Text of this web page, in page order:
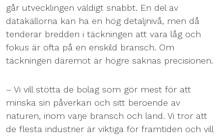
går utvecklingen väldigt snabbt. En del av
datakällorna kan ha en hög detaljnivå, men då
tenderar bredden i täckningen att vara låg och
fokus är ofta på en enskild bransch. Om
täckningen däremot är högre saknas precisionen.
– Vi vill stötta de bolag som gör mest för att
minska sin påverkan och sitt beroende av
naturen, inom varje bransch och land. Vi tror att
de flesta industrier är viktiga för framtiden och vill